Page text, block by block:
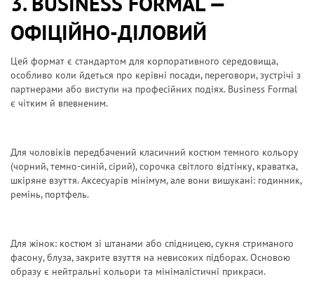
ОФІЦІЙНО-ДІЛОВИЙ
Цей формат є стандартом для корпоративного середовища,
особливо коли йдеться про керівні посади, переговори, зустрічі з
партнерами або виступи на професійних подіях. Business Formal
є чітким й впевненим.
Для чоловіків передбачений класичний костюм темного кольору
(чорний, темно-синій, сірий), сорочка світлого відтінку, краватка,
шкіряне взуття. Аксесуарів мінімум, але вони вишукані: годинник,
ремінь, портфель.
Для жінок: костюм зі штанами або спідницею, сукня стриманого
фасону, блуза, закрите взуття на невисоких підборах. Основою
образу є нейтральні кольори та мінімалістичні прикраси.